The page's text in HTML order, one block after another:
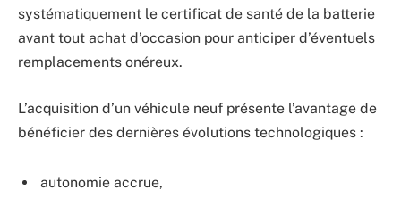
systématiquement le certificat de santé de la batterie
avant tout achat d’occasion pour anticiper d’éventuels
remplacements onéreux.
L’acquisition d’un véhicule neuf présente l’avantage de
bénéficier des dernières évolutions technologiques :
autonomie accrue,